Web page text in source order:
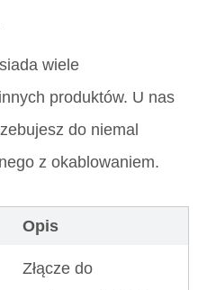
wiele
produktów. U nas
do niemal
z okablowaniem.
Opis
Złącze do